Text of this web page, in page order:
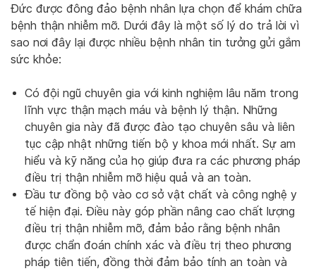
Đức được đông đảo bệnh nhân lựa chọn để khám chữa
bệnh thận nhiễm mỡ. Dưới đây là một số lý do trả lời vì
sao nơi đây lại được nhiều bệnh nhân tin tưởng gửi gắm
sức khỏe:
Có đội ngũ chuyên gia với kinh nghiệm lâu năm trong
lĩnh vực thận mạch máu và bệnh lý thận. Những
chuyên gia này đã được đào tạo chuyên sâu và liên
tục cập nhật những tiến bộ y khoa mới nhất. Sự am
hiểu và kỹ năng của họ giúp đưa ra các phương pháp
điều trị thận nhiễm mỡ hiệu quả và an toàn.
Đầu tư đồng bộ vào cơ sở vật chất và công nghệ y
tế hiện đại. Điều này góp phần nâng cao chất lượng
điều trị thận nhiễm mỡ, đảm bảo rằng bệnh nhân
được chẩn đoán chính xác và điều trị theo phương
pháp tiên tiến, đồng thời đảm bảo tính an toàn và